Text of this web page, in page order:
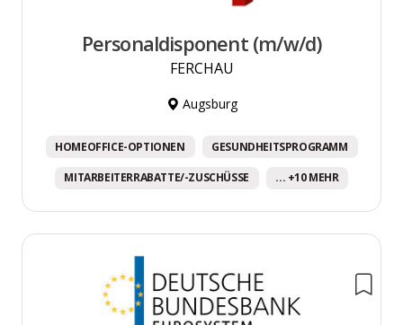
Personaldisponent (m/w/d)
FERCHAU
Augsburg
HOMEOFFICE-OPTIONEN GESUNDHEITSPROGRAMM
MITARBEITERRABATTE/-ZUSCHÜSSE ... +10 MEHR